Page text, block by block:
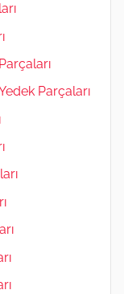
Parçaları